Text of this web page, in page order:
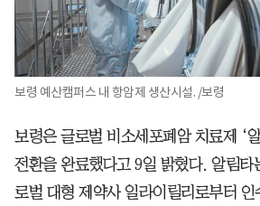
보령 예산캠퍼스 내 항암제 생산시설. /보령
보령은 글로벌 비소세포폐암 치료제 ‘
전환을 완료했다고 9일 밝혔다. 알림타
로벌 대형 제약사 일라이릴리로부터